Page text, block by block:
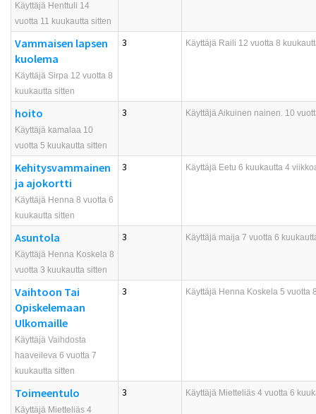
Käyttäjä Henttuli 14
vuotta 11 kuukautta sitten
Vammaisen lapsen
kuolema
Käyttäjä Sirpa 12 vuotta 8
kuukautta sitten
3 Käyttäjä Raili 12 vuotta 8
hoito
Käyttäjä kamalaa 10
vuotta 5 kuukautta sitten
3 KäyttäjäAikuinen nainen. 10
Kehitysvammainen
ja ajokortti
Käyttäjä Henna 8 vuotta 6
kuukautta sitten
3 Käyttäjä Eetu 6 kuukautta 4
Asuntola
Käyttäjä Henna Koskela 8
vuotta 3 kuukautta sitten
3 Käyttäjä maija 7 vuotta 6
Vaihtoon Tai
Opiskelemaan
Ulkomaille
Käyttäjä Vaihdosta
haaveileva 6 vuotta 7
kuukautta sitten
3 Käyttäjä Henna Koskela 5 vuotta
Toimeentulo
Käyttäjä Mietteliäs 4
3 Käyttäjä Mietteliäs 4 vuotta 6